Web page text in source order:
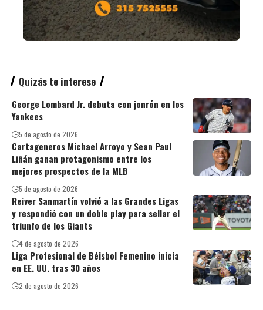
Quizás te interese
George Lombard Jr. debuta con jonrón en los
Yankees
5 de agosto de 2026
Cartageneros Michael Arroyo y Sean Paul
Liñán ganan protagonismo entre los
mejores prospectos de la MLB
5 de agosto de 2026
Reiver Sanmartín volvió a las Grandes Ligas
y respondió con un doble play para sellar el
triunfo de los Giants
4 de agosto de 2026
Liga Profesional de Béisbol Femenino inicia
en EE. UU. tras 30 años
2 de agosto de 2026